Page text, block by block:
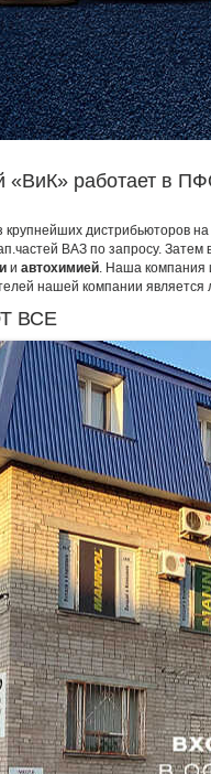
«ВиК» работает в
крупнейших дистрибьюторов
ВАЗ по запросу.
и автохимией . Наша
нашей компании
ВСЕ